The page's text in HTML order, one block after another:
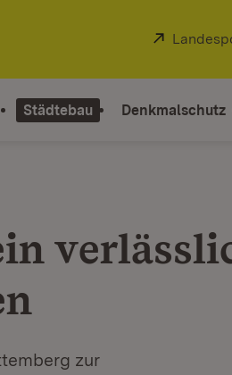
Extern:
Städtebau Denkmalschutz
zur